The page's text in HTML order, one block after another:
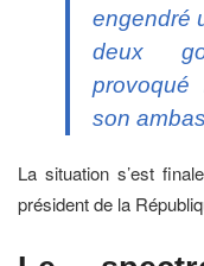
engendré
deux
son
La situation s’est
président de la